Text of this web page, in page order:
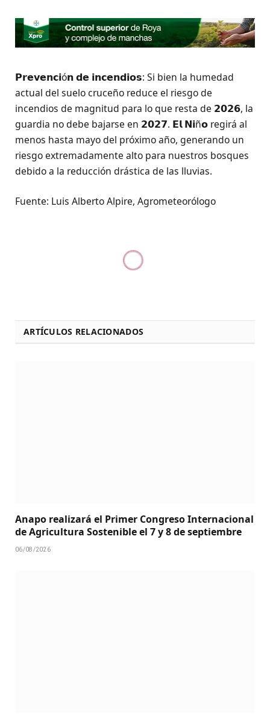
𝗣𝗿𝗲𝘃𝗲𝗻𝗰𝗶ó𝗻 𝗱𝗲 𝗶𝗻𝗰𝗲𝗻𝗱𝗶𝗼𝘀: Si bien la humedad
actual del suelo cruceño reduce el riesgo de
incendios de magnitud para lo que resta de 𝟮𝟬𝟮𝟲, la
guardia no debe bajarse en 𝟮𝟬𝟮𝟳. 𝗘𝗹 𝗡𝗶ñ𝗼 regirá al
menos hasta mayo del próximo año, generando un
riesgo extremadamente alto para nuestros bosques
debido a la reducción drástica de las lluvias.
Fuente: Luis Alberto Alpire, Agrometeorólogo
ARTÍCULOS RELACIONADOS
Anapo realizará el Primer Congreso Internacional
de Agricultura Sostenible el 7 y 8 de septiembre
06/08/2026